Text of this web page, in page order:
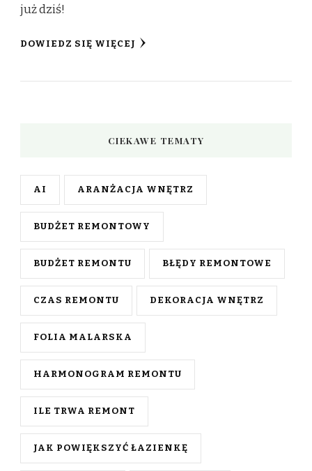
już dziś!
DOWIEDZ SIĘ WIĘCEJ
CIEKAWE TEMATY
AI ARANŻACJA WNĘTRZ
BUDŻET REMONTOWY
BUDŻET REMONTU BŁĘDY REMONTOWE
CZAS REMONTU DEKORACJA WNĘTRZ
FOLIA MALARSKA
HARMONOGRAM REMONTU
ILE TRWA REMONT
JAK POWIĘKSZYĆ ŁAZIENKĘ